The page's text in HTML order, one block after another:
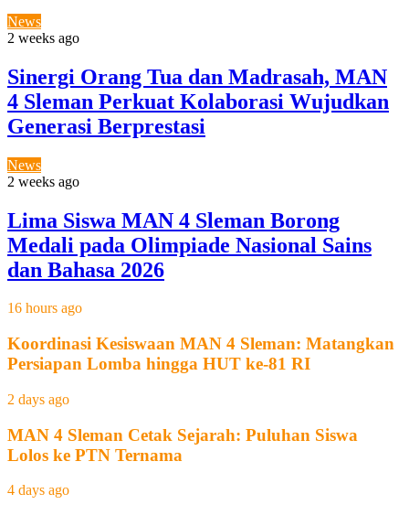
News
2 weeks ago
Sinergi Orang Tua dan Madrasah, MAN
4 Sleman Perkuat Kolaborasi Wujudkan
Generasi Berprestasi
News
2 weeks ago
Lima Siswa MAN 4 Sleman Borong
Medali pada Olimpiade Nasional Sains
dan Bahasa 2026
16 hours ago
Koordinasi Kesiswaan MAN 4 Sleman: Matangkan
Persiapan Lomba hingga HUT ke-81 RI
2 days ago
MAN 4 Sleman Cetak Sejarah: Puluhan Siswa
Lolos ke PTN Ternama
4 days ago